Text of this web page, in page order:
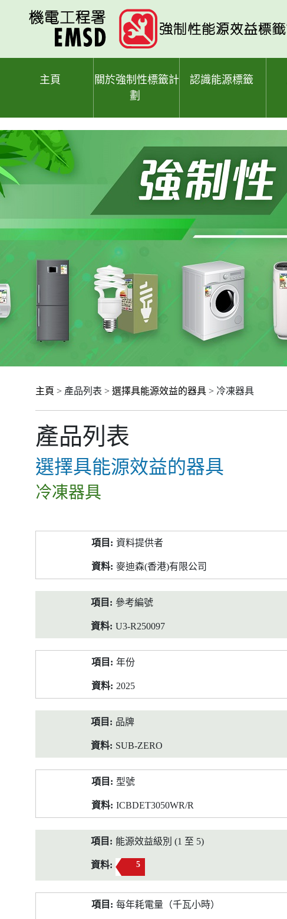
主頁
關於強制性標籤計
劃
認識能源標籤
主頁 > 產品列表 > 選擇具能源效益的器具 > 冷凍器具
產品列表
選擇具能源效益的器具
冷凍器具
料
資料提供者
麥迪森(香港)有限公司
參考編號
U3-R250097
年份
2025
品牌
SUB-ZERO
型號
ICBDET3050WR/R
能源效益級別 (1 至 5)
5
每年耗電量（千瓦小時）